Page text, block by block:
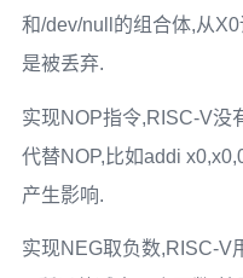
和/dev/null的组合体,从
是被丢弃.
实现NOP指令,RISC-V没
代替NOP,比如addi
产生影响.
实现NEG取负数,RISC-V